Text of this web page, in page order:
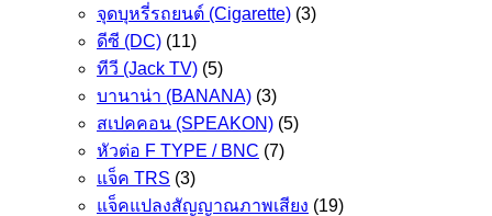
จุดบุหรี่รถยนต์ (Cigarette) (3)
ดีซี (DC) (11)
ทีวี (Jack TV) (5)
บานาน่า (BANANA) (3)
สเปคคอน (SPEAKON) (5)
หัวต่อ F TYPE / BNC (7)
แจ็ค TRS (3)
แจ็คแปลงสัญญาณภาพเสียง (19)